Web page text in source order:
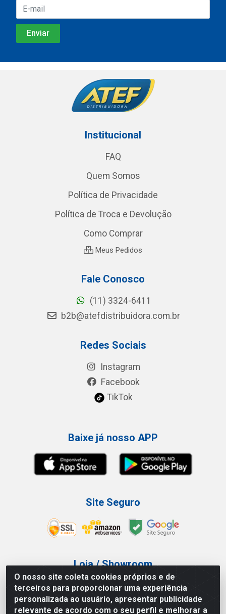
O nosso site coleta cookies próprios e de
terceiros para proporcionar uma experiência
personalizada ao usuário, apresentar publicidade
relevante de acordo com o seu perfil e melhorar a
Institucional
FAQ
Quem Somos
Política de Privacidade
Política de Troca e Devolução
Como Comprar
Meus Pedidos
Fale Conosco
(11) 3324-6411
b2b@atefdistribuidora.com.br
Redes Sociais
Instagram
Facebook
TikTok
Baixe já nosso APP
Site Seguro
Loja / Showroom
Tel.: (11) 3227-0546
Av Vautier, 587/597 - Pari - São Paulo/SP